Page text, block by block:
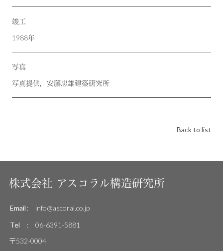
竣工
1988年
写真
写真提供，安藤忠雄建築研究所
— Back to list
株式会社 アスコラル構造研究所
Email :
info@ascoral.co.jp
Tel
:
06-6391-5881
〒532-0004